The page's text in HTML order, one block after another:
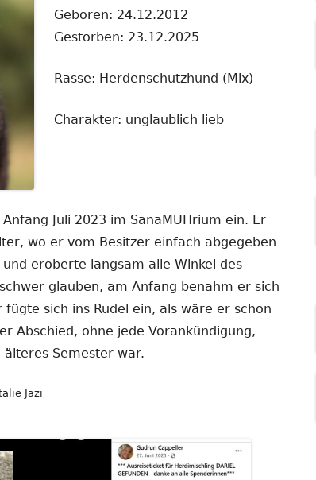
Geboren: 24.12.2012
Gestorben: 23.12.2025
Rasse: Herdenschutzhund (Mix)
Charakter: unglaublich lieb
Anfang Juli 2023 im SanaMUHrium ein. Er
wo er vom Besitzer einfach abgegeben
eroberte langsam alle Winkel des
glauben, am Anfang benahm er sich
sich ins Rudel ein, als wäre er schon
Abschied, ohne jede Vorankündigung,
Semester war.
Jazi